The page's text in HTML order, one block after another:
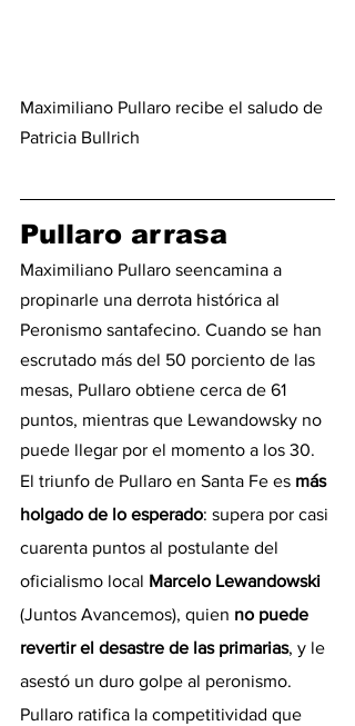
Maximiliano Pullaro recibe el saludo de
Patricia Bullrich
Pullaro arrasa
Maximiliano Pullaro seencamina a
propinarle una derrota histórica al
Peronismo santafecino. Cuando se han
escrutado más del 50 porciento de las
mesas, Pullaro obtiene cerca de 61
puntos, mientras que Lewandowsky no
puede llegar por el momento a los 30.
El triunfo de Pullaro en Santa Fe es más
holgado de lo esperado: supera por casi
cuarenta puntos al postulante del
oficialismo local Marcelo Lewandowski
(Juntos Avancemos), quien no puede
revertir el desastre de las primarias, y le
asestó un duro golpe al peronismo.
Pullaro ratifica la competitividad que